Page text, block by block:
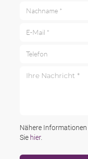
Nähere
Sie hier.